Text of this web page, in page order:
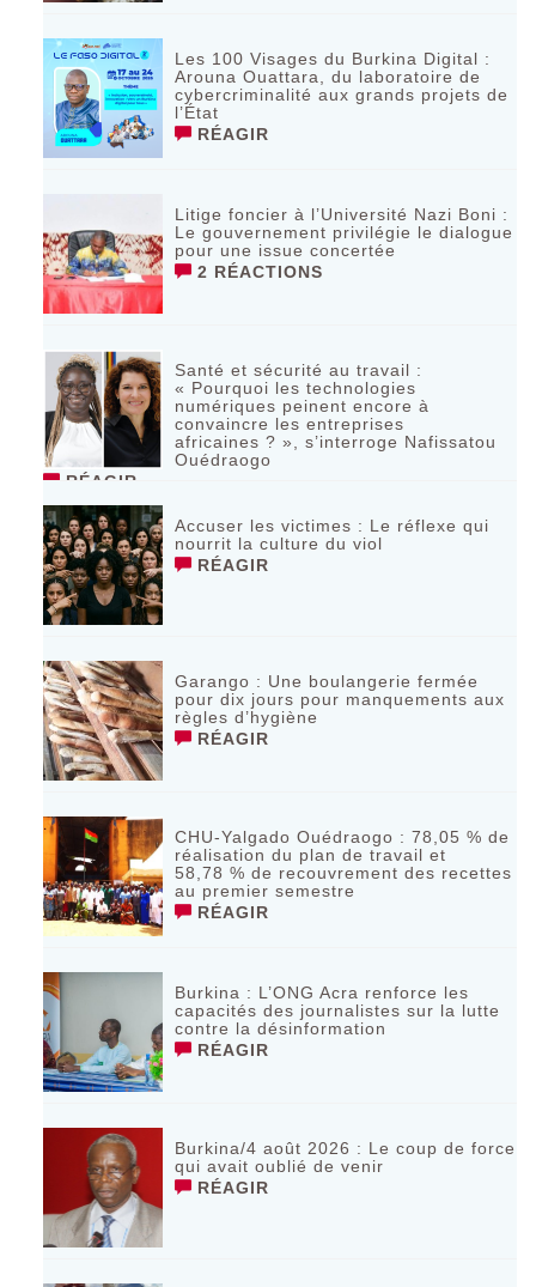
Les 100 Visages du Burkina Digital :
Arouna Ouattara, du laboratoire de
cybercriminalité aux grands projets de
l’État
RÉAGIR
Litige foncier à l’Université Nazi Boni :
Le gouvernement privilégie le dialogue
pour une issue concertée
2 RÉACTIONS
Santé et sécurité au travail :
« Pourquoi les technologies
numériques peinent encore à
convaincre les entreprises
africaines ? », s’interroge Nafissatou
Ouédraogo
RÉAGIR
Accuser les victimes : Le réflexe qui
nourrit la culture du viol
RÉAGIR
Garango : Une boulangerie fermée
pour dix jours pour manquements aux
règles d’hygiène
RÉAGIR
CHU-Yalgado Ouédraogo : 78,05 % de
réalisation du plan de travail et
58,78 % de recouvrement des recettes
au premier semestre
RÉAGIR
Burkina : L’ONG Acra renforce les
capacités des journalistes sur la lutte
contre la désinformation
RÉAGIR
Burkina/4 août 2026 : Le coup de force
qui avait oublié de venir
RÉAGIR